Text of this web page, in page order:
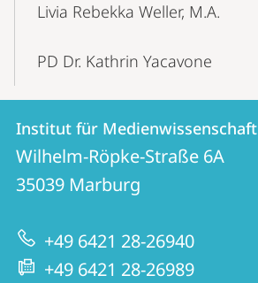
Livia Rebekka Weller, M.A.
PD Dr. Kathrin Yacavone
Kontakt
und
Informationen
zur
Website
Kontaktinformationen
Institut
für
Medienwissenschaft
Institut für Medienwissenschaft
Wilhelm-Röpke-Straße 6A
35039 Marburg
+49 6421 28-26940
+49 6421 28-26989